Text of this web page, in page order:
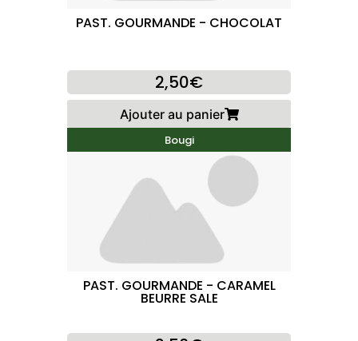
PAST. GOURMANDE - CHOCOLAT
2,50€
Ajouter au panier
Bougi
PAST. GOURMANDE - CARAMEL
BEURRE SALE